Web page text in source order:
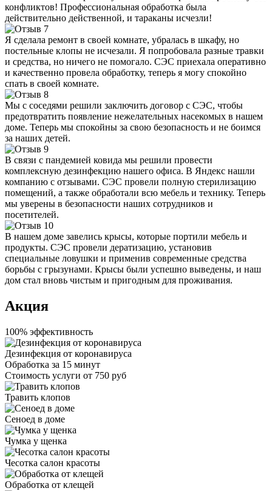
конфликтов! Профессиональная обработка была
действительно действенной, и тараканы исчезли!
Я сделала ремонт в своей комнате, убралась в шкафу, но
постельные клопы не исчезали. Я попробовала разные травки
и средства, но ничего не помогало. СЭС приехала оперативно
и качественно провела обработку, теперь я могу спокойно
спать в своей комнате.
Мы с соседями решили заключить договор с СЭС, чтобы
предотвратить появление нежелательных насекомых в нашем
доме. Теперь мы спокойны за свою безопасность и не боимся
за наших детей.
В связи с пандемией ковида мы решили провести
комплексную дезинфекцию нашего офиса. В Яндекс нашли
компанию с отзывами. СЭС провели полную стерилизацию
помещений, а также обработали всю мебель и технику. Теперь
мы уверены в безопасности наших сотрудников и
посетителей.
В нашем доме завелись крысы, которые портили мебель и
продукты. СЭС провели дератизацию, установив
специальные ловушки и применив современные средства
борьбы с грызунами. Крысы были успешно выведены, и наш
дом стал вновь чистым и пригодным для проживания.
Акция
100% эффективность
Дезинфекция от коронавируса
Обработка за 15 минут
Стоимость услуги от 750 руб
Травить клопов
Сеноед в доме
Чумка у щенка
Чесотка салон красоты
Обработка от клещей